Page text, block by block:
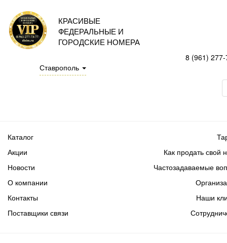
КРАСИВЫЕ
ФЕДЕРАЛЬНЫЕ И
ГОРОДСКИЕ НОМЕРА
Ставрополь
8 (961)
Каталог
Акции
Новости
Как продать свой
Частозадаваемые
О компании
Контакты
Поставщики связи
Наши